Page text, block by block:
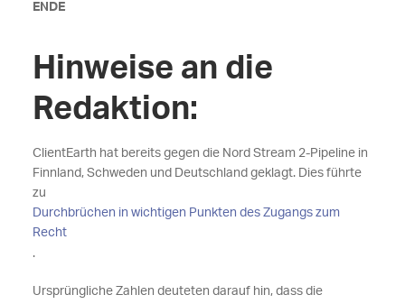
ENDE
Hinweise an die
Redaktion:
ClientEarth hat bereits gegen die Nord Stream 2-Pipeline in
Finnland, Schweden und Deutschland geklagt. Dies führte
zu
Durchbrüchen in wichtigen Punkten des Zugangs zum
Recht
.
Ursprüngliche Zahlen deuteten darauf hin, dass die